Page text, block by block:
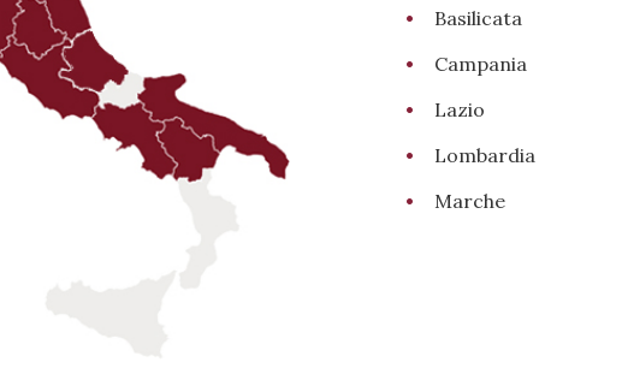
Basilicata
Campania
Lazio
Lombardia
Marche